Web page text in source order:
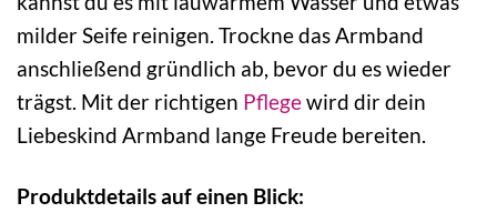
milder Seife reinigen. Trockne das Armband
anschließend gründlich ab, bevor du es wieder
trägst. Mit der richtigen Pflegewird dir dein
Liebeskind Armband lange Freude bereiten.
Produktdetails auf einen Blick: